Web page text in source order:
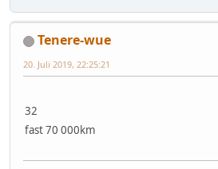
Tenere-wue
20. Juli 2019, 22:25:21
32
fast 70 000km